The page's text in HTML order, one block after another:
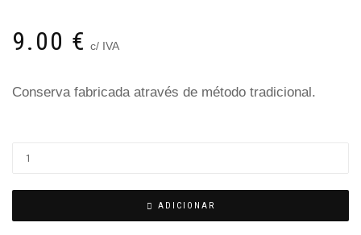
9.00 € c/ IVA
Conserva fabricada através de método tradicional.
Quantidade
de
ADICIONAR